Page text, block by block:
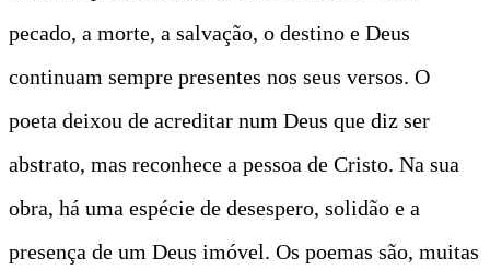
pecado, a morte, a salvação, o destino e Deus
continuam sempre presentes nos seus versos. O
poeta deixou de acreditar num Deus que diz ser
abstrato, mas reconhece a pessoa de Cristo. Na sua
obra, há uma espécie de desespero, solidão e a
presença de um Deus imóvel. Os poemas são, muitas